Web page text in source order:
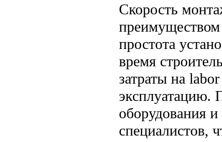
Скорость
преимуществом
простота
время
затраты на
эксплуатацию.
оборудования
специалистов,